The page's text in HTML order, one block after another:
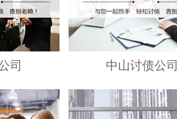
司 中山讨债公